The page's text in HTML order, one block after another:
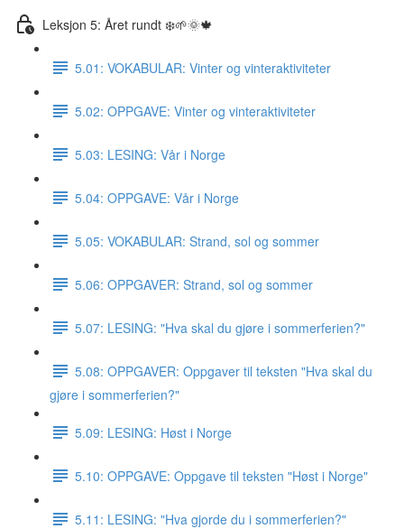
Leksjon 5: Året rundt ❄️🌱🌞🍁
5.01: VOKABULAR: Vinter og vinteraktiviteter
5.02: OPPGAVE: Vinter og vinteraktiviteter
5.03: LESING: Vår i Norge
5.04: OPPGAVE: Vår i Norge
5.05: VOKABULAR: Strand, sol og sommer
5.06: OPPGAVER: Strand, sol og sommer
5.07: LESING: "Hva skal du gjøre i sommerferien?"
5.08: OPPGAVER: Oppgaver til teksten "Hva skal du
gjøre i sommerferien?"
5.09: LESING: Høst i Norge
5.10: OPPGAVE: Oppgave til teksten "Høst i Norge"
5.11: LESING: "Hva gjorde du i sommerferien?"